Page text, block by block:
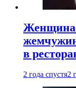
Женщина
в
2 года спустя2